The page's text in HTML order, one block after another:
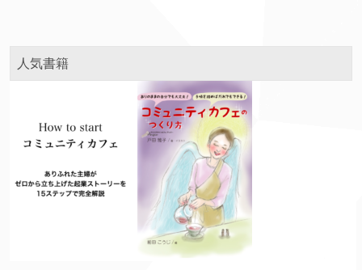
人気書籍